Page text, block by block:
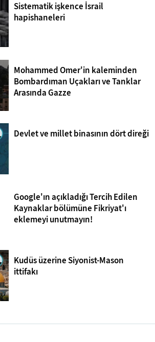
Sistematik işkence İsrail
hapishaneleri
Mohammed Omer'in kaleminden
Bombardıman Uçakları ve Tanklar
Arasında Gazze
Devlet ve millet binasının dört direği
Google'ın açıkladığı Tercih Edilen
Kaynaklar bölümüne Fikriyat'ı
eklemeyi unutmayın!
Kudüs üzerine Siyonist-Mason
ittifakı